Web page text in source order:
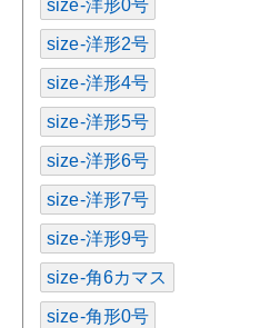
size-洋形0号
size-洋形2号
size-洋形4号
size-洋形5号
size-洋形6号
size-洋形7号
size-洋形9号
size-角6カマス
size-角形0号